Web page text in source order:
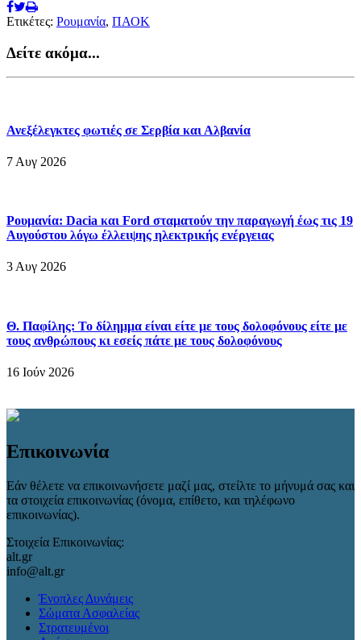
Ετικέτες: Ρουμανία, ΠΑΟΚ
Δείτε ακόμα...
Ανεξέλεγκτες φωτιές σε Σερβία και Αλβανία
7 Αυγ 2026
Ρουμανία: Dacia και Ford σταματούν την παραγωγή έως τις 19
Αυγούστου λόγω έλλειψης ηλεκτρικής ενέργειας
3 Αυγ 2026
Θ. Παφίλης: Το δίλημμα είναι είτε με τους δολοφόνους είτε με
τους ανθρώπους κι εσείς πάτε με τους δολοφόνους
16 Ιούν 2026
Επικοινωνία
Εάν θέλετε να επικοινωνήσετε μαζί μας, στείλτε το μήνυμά σας και
τα στοιχεία επικοινωνίας (όνομα, επίθετο, και τηλέφωνο
επικοινωνίας).
Στοιχεία Επικοινωνίας:
alt.gr
info@alt.gr
Ένοπλες Δυνάμεις
Σώματα Ασφαλείας
Στρατευμένοι